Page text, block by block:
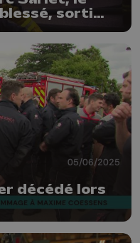
sorti
05/06/2025
décédé lors